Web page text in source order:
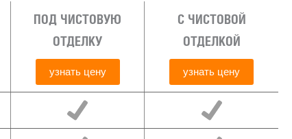
ПОД ЧИСТОВУЮ
ОТДЕЛКУ
узнать цену
С ЧИСТОВОЙ
ОТДЕЛКОЙ
узнать цену